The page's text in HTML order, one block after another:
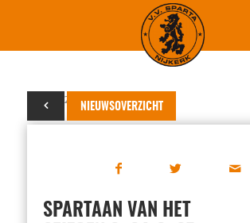
NIEUWSOVERZICHT
12 mei 2025
SPARTAAN VAN HET